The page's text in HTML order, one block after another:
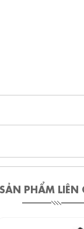
SẢN PHẨM LIÊN